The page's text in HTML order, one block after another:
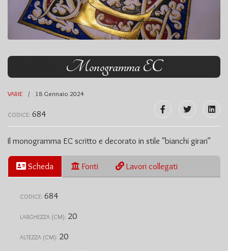
Monogramma EC
VARIE 18 Gennaio 2024
CODICE: 684
Il monogramma EC scritto e decorato in stile "bianchi girari"
Scheda Fonti Lavori collegati
CODICE: 684
LARGHEZZA (CM): 20
ALTEZZA (CM): 20